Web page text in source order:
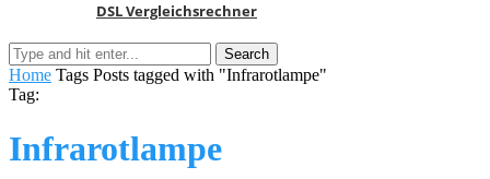
DSL Vergleichsrechner
Home Tags Posts tagged with "Infrarotlampe"
Tag:
Infrarotlampe